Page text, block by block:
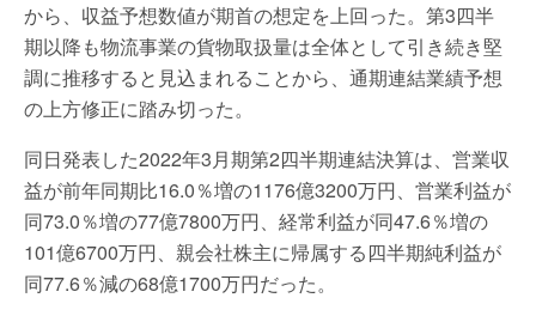
から、収益予想数値が期首の想定を上回った。第3四半
期以降も物流事業の貨物取扱量は全体として引き続き堅
調に推移すると見込まれることから、通期連結業績予想
の上方修正に踏み切った。
同日発表した2022年3月期第2四半期連結決算は、営業収
益が前年同期比16.0％増の1176億3200万円、営業利益が
同73.0％増の77億7800万円、経常利益が同47.6％増の
101億6700万円、親会社株主に帰属する四半期純利益が
同77.6％減の68億1700万円だった。